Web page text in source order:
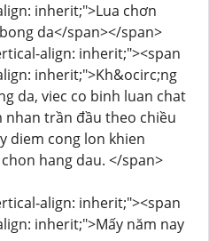
inherit;">Lua chơn
da</span></span>
align: inherit;"><span
inherit;">Kh&ocirc;ng
da, viec co binh luan chat
nhan trần đầu theo chiều
diem cong lon khien
hang dau. </span>
align: inherit;"><span
inherit;">Mấy năm nay